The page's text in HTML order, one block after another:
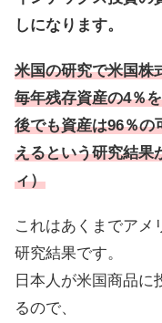
しになります。
米国の研究で米国株
毎年残存資産の4％
後でも資産は96％の
えるという研究結果
ィ）
これはあくまでアメ
研究結果です。
日本人が米国商品に
るので、